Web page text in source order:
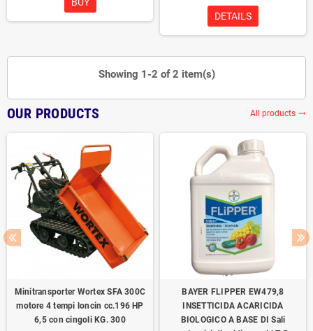
DETAILS
Showing 1-2 of 2 item(s)
OUR PRODUCTS All products trending_flat
Minitransporter Wortex SFA 300C
motore 4 tempi loncin cc.196 HP
6,5 con cingoli KG. 300
BAYER FLIPPER EW479,8
INSETTICIDA ACARICIDA
BIOLOGICO A BASE DI Sali